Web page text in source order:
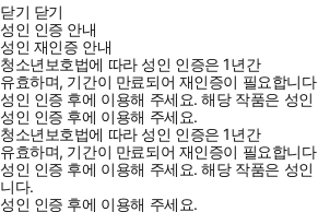
닫기 닫기
성인 인증 안내
성인 재인증 안내
청소년보호법에 따라 성인 인증은 1년간
유효하며, 기간이 만료되어 재인증이 필요합니
성인 인증 후에 이용해 주세요.해당 작품은 성
성인 인증 후에 이용해 주세요.
청소년보호법에 따라 성인 인증은 1년간
유효하며, 기간이 만료되어 재인증이 필요합니
성인 인증 후에 이용해 주세요.해당 작품은 성
니다.
성인 인증 후에 이용해 주세요.